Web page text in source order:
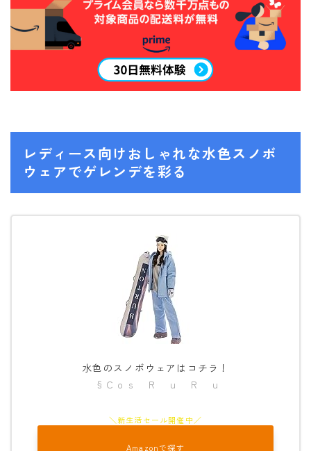
BURTON
DC shoes
K2
NIDECKER
NITRO
DRAGON
レディース向けおしゃれな水色スノボ
ウェアでゲレンデを彩る
水色のスノボウェアはコチラ！
§Ｃｏｓ Ｒ ｕ Ｒ ｕ
Amazonで探す